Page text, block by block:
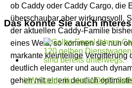
ob Caddy oder Caddy Cargo, die
überschaubar aber wirkungsvoll.
der aktuellen Caddy-Familie
eines Wels, so kommen sie nun
markante kleinteilige Vergitterung
deutlich eleganter und auch
gehen mit einem deutlich
Das könnte Sie auch
VW Caddy für den ADAC: